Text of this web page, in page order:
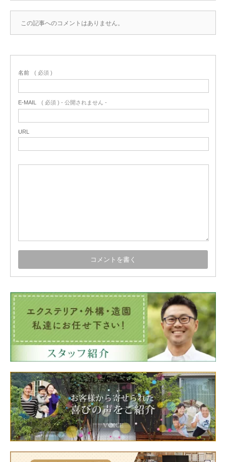
この記事へのコメントはありません。
名前 ( 必須 )
E-MAIL ( 必須 ) - 公開されません -
URL